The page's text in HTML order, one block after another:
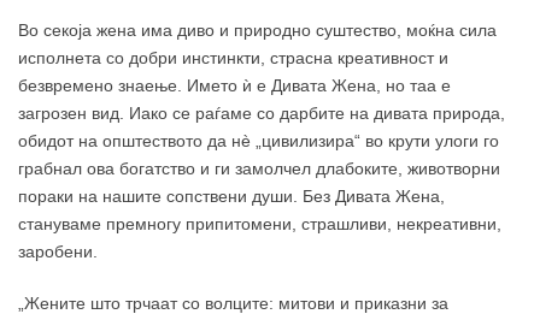
Во секоја жена има диво и природно суштество, моќна сила
исполнета со добри инстинкти, страсна креативност и
безвремено знаење. Името ѝ е Дивата Жена, но таа е
загрозен вид. Иако се раѓаме со дарбите на дивата природа,
обидот на општеството да нè „цивилизира“ во крути улоги го
грабнал ова богатство и ги замолчел длабоките, животворни
пораки на нашите сопствени души. Без Дивата Жена,
стануваме премногу припитомени, страшливи, некреативни,
заробени.
„Жените што трчаат со волците: митови и приказни за